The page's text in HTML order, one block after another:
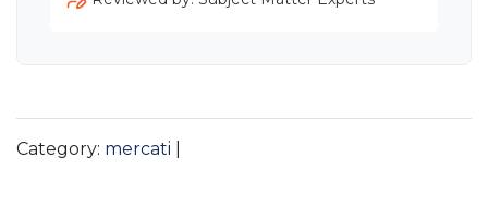
Category: mercati